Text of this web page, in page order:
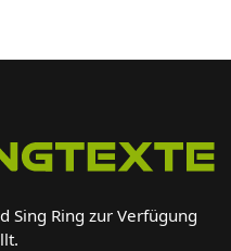
Sing Ring zur Verfügung